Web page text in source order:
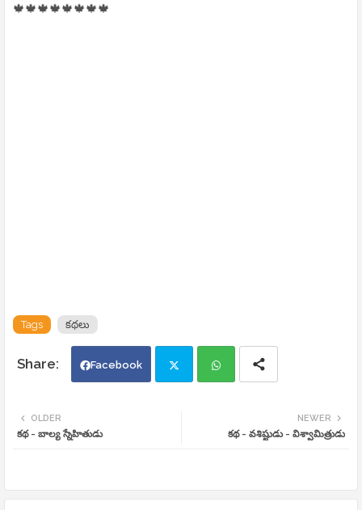
🍁🍁🍁🍁🍁🍁🍁🍁
Tags కథలు
Facebook
NEWER
కథ - వశిష్టుడు - విశ్వామిత్రుడు
OLDER
కథ - బాల్య స్నేహితుడు